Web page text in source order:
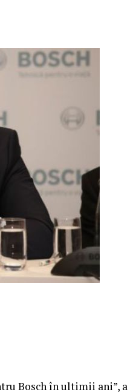
Bosch în ultimii ani”, a